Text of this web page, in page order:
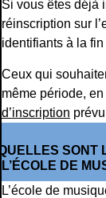
Si vous êtes déjà
réinscription sur
identifiants à la
Ceux qui
même période,
d’inscription
SONT
L’ÉCOLE DE
L’école de